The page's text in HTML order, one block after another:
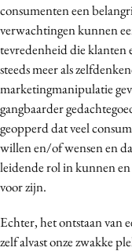
consumenten een
verwachtingen kunnen
tevredenheid die klanten
steeds meer als
marketingmanipulatie
gangbaarder
geopperd dat veel
willen en/of wensen en
leidende rol in kunnen
voor zijn.
Echter, het ontstaan van
zelf alvast onze zwakke